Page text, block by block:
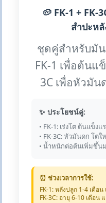
🥔 FK-1 + FK-
สำปะห
ชุดคู่สำหรับมัน
FK-1 เพื่อต้นแ
3C เพื่อหัวมั
✨ ประโยชน์คู่:
• FK-1: เร่งโต ต้นแข็ง
• FK-3C: หัวมันดก โต
• น้ำหนักต่อต้นเพิ่มขึ้น
⏰ ช่วงเวลาการใช้:
FK-1: หลังปลูก 1-4 เดือ
FK-3C: อายุ 6-10 เดือน